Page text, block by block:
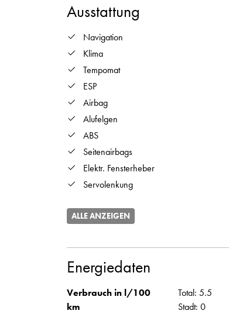
Ausstattung
Navigation
Klima
Tempomat
ESP
Airbag
Alufelgen
ABS
Seitenairbags
Elektr. Fensterheber
Servolenkung
ALLE ANZEIGEN
Energiedaten
Verbrauch in l/100
km
Total: 5.5
Stadt: 0